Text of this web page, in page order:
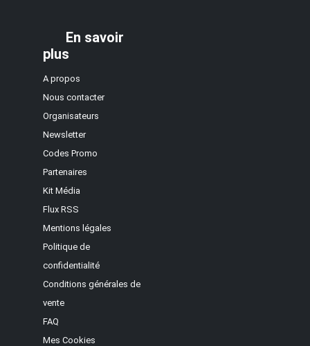
En savoir
plus
A propos
Nous contacter
Organisateurs
Newsletter
Codes Promo
Partenaires
Kit Média
Flux RSS
Mentions légales
Politique de
confidentialité
Conditions générales de
vente
FAQ
Mes Cookies